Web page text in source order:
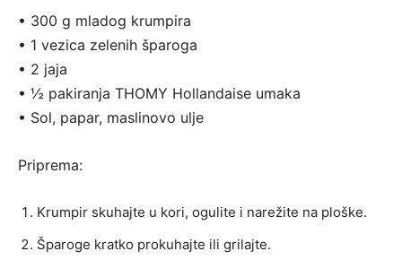
• 300 g mladog krumpira
• 1 vezica zelenih šparoga
• 2 jaja
• ½ pakiranja THOMY Hollandaise umaka
• Sol, papar, maslinovo ulje
Priprema:
Krumpir skuhajte u kori, ogulite i narežite na ploške.
Šparoge kratko prokuhajte ili grilajte.